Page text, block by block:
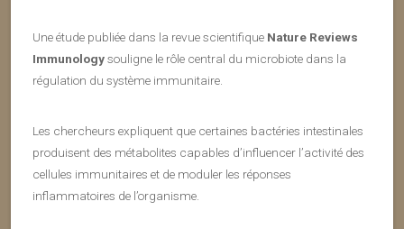
Une étude publiée dans la revue scientifique Nature Reviews
Immunologysouligne le rôle central du microbiote dans la
régulation du système immunitaire.
Les chercheurs expliquent que certaines bactéries intestinales
produisent des métabolites capables d’influencer l’activité des
cellules immunitaires et de moduler les réponses
inflammatoires de l’organisme.